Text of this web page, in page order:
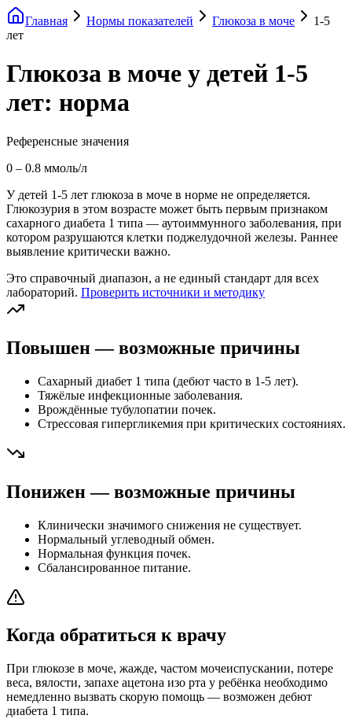
Главная Нормы показателей Глюкоза в моче
1-5
лет
Глюкоза в моче у детей 1-5
лет: норма
Референсные значения
0 – 0.8 ммоль/л
У детей 1-5 лет глюкоза в моче в норме не определяется.
Глюкозурия в этом возрасте может быть первым признаком
сахарного диабета 1 типа — аутоиммунного заболевания, при
котором разрушаются клетки поджелудочной железы. Раннее
выявление критически важно.
Это справочный диапазон, а не единый стандарт для всех
лабораторий. Проверить источники и методику
Повышен — возможные причины
Сахарный диабет 1 типа (дебют часто в 1-5 лет).
Тяжёлые инфекционные заболевания.
Врождённые тубулопатии почек.
Стрессовая гипергликемия при критических состояниях.
Понижен — возможные причины
Клинически значимого снижения не существует.
Нормальный углеводный обмен.
Нормальная функция почек.
Сбалансированное питание.
Когда обратиться к врачу
При глюкозе в моче, жажде, частом мочеиспускании, потере
веса, вялости, запахе ацетона изо рта у ребёнка необходимо
немедленно вызвать скорую помощь — возможен дебют
диабета 1 типа.